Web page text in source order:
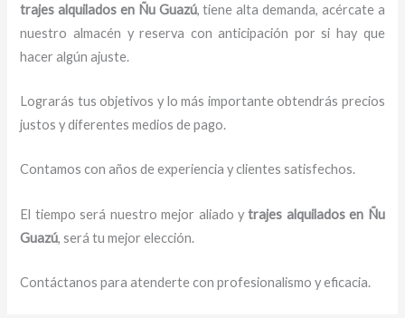
trajes alquilados en Ñu Guazú, tiene alta demanda, acércate a
nuestro almacén y reserva con anticipación por si hay que
hacer algún ajuste.
Lograrás tus objetivos y lo más importante obtendrás precios
justos y diferentes medios de pago.
Contamos con años de experiencia y clientes satisfechos.
El tiempo será nuestro mejor aliado ytrajes alquilados en Ñu
Guazú, será tu mejor elección.
Contáctanos para atenderte con profesionalismo y eficacia.